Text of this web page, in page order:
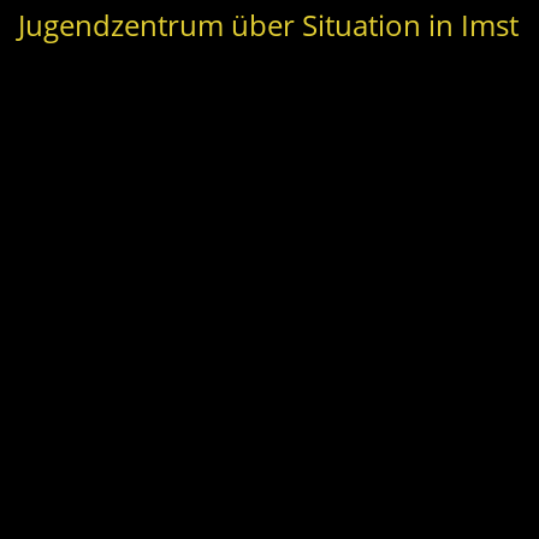
Jugendzentrum über Situation in Imst